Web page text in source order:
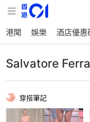
港聞 娛樂 酒店優惠
Salvatore
穿搭筆記